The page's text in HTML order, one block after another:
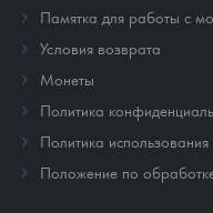
Памятка для работы с
Условия возврата
Монеты
Политика
Политика
Положение по